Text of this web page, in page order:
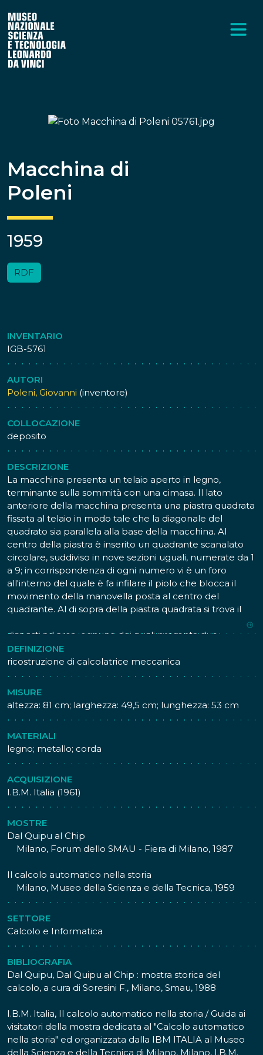
Macchina di
Poleni
1959
RDF
INVENTARIO
IGB-5761
AUTORI
Poleni, Giovanni (inventore)
COLLOCAZIONE
deposito
DESCRIZIONE
La macchina presenta un telaio aperto in legno,
terminante sulla sommità con una cimasa. Il lato
anteriore della macchina presenta una piastra quadrata
fissata al telaio in modo tale che la diagonale del
quadrato sia parallela alla base della macchina. Al
centro della piastra è inserito un quadrante scanalato
circolare, suddiviso in nove sezioni uguali, numerate da 1
a 9; in corrispondenza di ogni numero vi è un foro
all'interno del quale è fa infilare il piolo che blocca il
movimento della manovella posta al centro del
quadrante. Al di sopra della piastra quadrata si trova il
disposti ad arco, ognuno dei quali presenta due
finestrelle per la visualizzazione del numeratore. Al di
sopra del numeratore si trova un'altra manovella che
comanda, attraverso le tre ruote dentate situate sul lato
posteriore, lo spostamento degli ingranaggi per la
selezione del numeratore nelle operazioni di
moltiplicazione e divisione. L'elemento centrale della
numero variabile di denti, ovvero una ruota i cui denti
sono spostabili manualmente in modo tale da
permettere la selezione della ruota dentata del
numeratore da ingranare. Il funzionamento della
macchina è azionato da un motore a peso, costituito da
Nella storia dell'automazione del calcolo, la macchina di
Poleni segue cronologicamente i precedenti congegni
avesse una conoscenza diretta di questi congegni. Dal
punto di vista tecnico, la macchina di Poleni segna il
passaggio dall'addizionatrice alla calcolatrice; la
sostanziale differenza consiste nell'introduzione di un
organo meccanico, detto traspositore, che consente
l'automazione della moltiplicazione attraverso la
memorizzazione del fattore sul numeratore, evitando la
necessità della continua impostazione del numero. Già
Leibniz aveva adoperato nella propria macchina un
diversa lunghezza; Poleni invece elabora un
traspositore formato da una ruota con numero variabile
di denti, principio che verrà ripreso più avanti da altre
macchine come la Brunswiga del 1892.
DEFINIZIONE
ricostruzione di calcolatrice meccanica
MISURE
altezza: 81 cm; larghezza: 49,5 cm; lunghezza: 53 cm
MATERIALI
legno; metallo; corda
ACQUISIZIONE
I.B.M. Italia (1961)
MOSTRE
Dal Quipu al Chip
Milano, Forum dello SMAU - Fiera di Milano, 1987
Il calcolo automatico nella storia
Milano, Museo della Scienza e della Tecnica, 1959
SETTORE
Calcolo e Informatica
BIBLIOGRAFIA
Dal Quipu, Dal Quipu al Chip : mostra storica del
calcolo, a cura di Soresini F., Milano, Smau, 1988
I.B.M. Italia, Il calcolo automatico nella storia / Guida ai
visitatori della mostra dedicata al "Calcolo automatico
nella storia" ed organizzata dalla IBM ITALIA al Museo
della Scienza e della Tecnica di Milano, Milano, I.B.M.